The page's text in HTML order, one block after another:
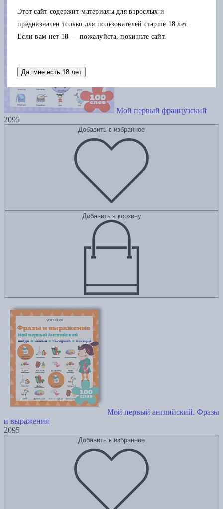
Мой первый французский
2095
Добавить в избранное
Добавить в корзину
Мой первый английский. Фразы
и выражения
2095
Добавить в избранное
Этот сайт содержит материалы для взрослых и
предназначен только для пользователей старше 18 лет.
Если вам нет 18 — пожалуйста, покиньте сайт.
Да, мне есть 18 лет